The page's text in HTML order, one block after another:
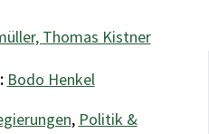
Thomas Kistner
Bodo Henkel
, Politik &